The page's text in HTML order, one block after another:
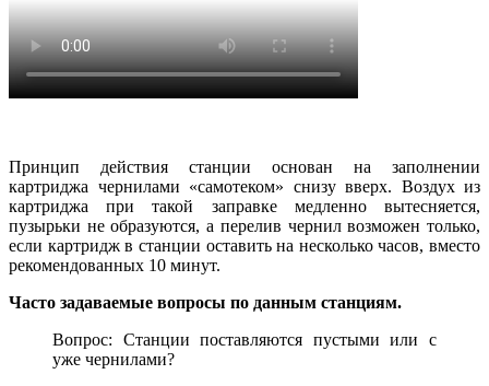
Принцип действия станции основан на заполнении
картриджа чернилами «самотеком» снизу вверх. Воздух из
картриджа при такой заправке медленно вытесняется,
пузырьки не образуются, а перелив чернил возможен только,
если картридж в станции оставить на несколько часов, вместо
рекомендованных 10 минут.
Часто задаваемые вопросы по данным станциям.
Вопрос: Станции поставляются пустыми или с
уже чернилами?